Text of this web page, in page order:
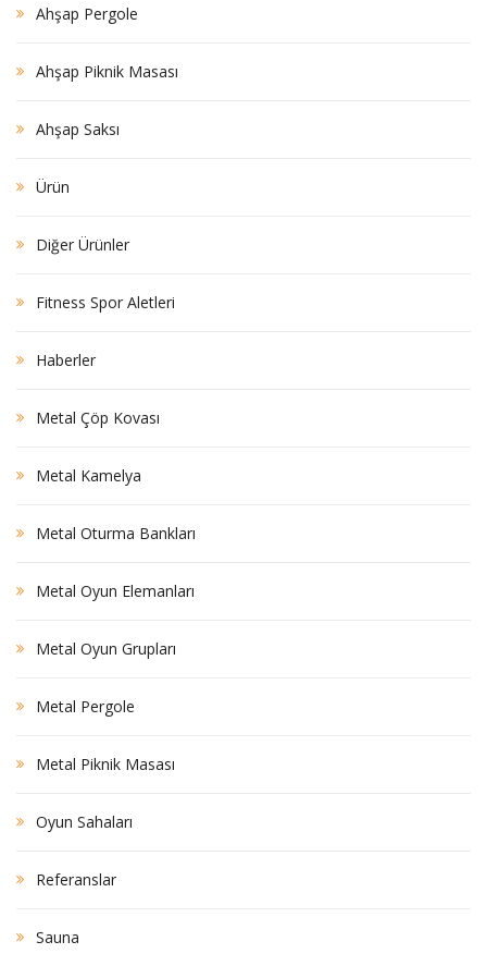
Ahşap Pergole
Ahşap Piknik Masası
Ahşap Saksı
Ürün
Diğer Ürünler
Fitness Spor Aletleri
Haberler
Metal Çöp Kovası
Metal Kamelya
Metal Oturma Bankları
Metal Oyun Elemanları
Metal Oyun Grupları
Metal Pergole
Metal Piknik Masası
Oyun Sahaları
Referanslar
Sauna